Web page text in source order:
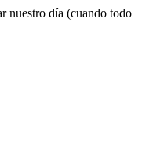
nuestro día (cuando todo